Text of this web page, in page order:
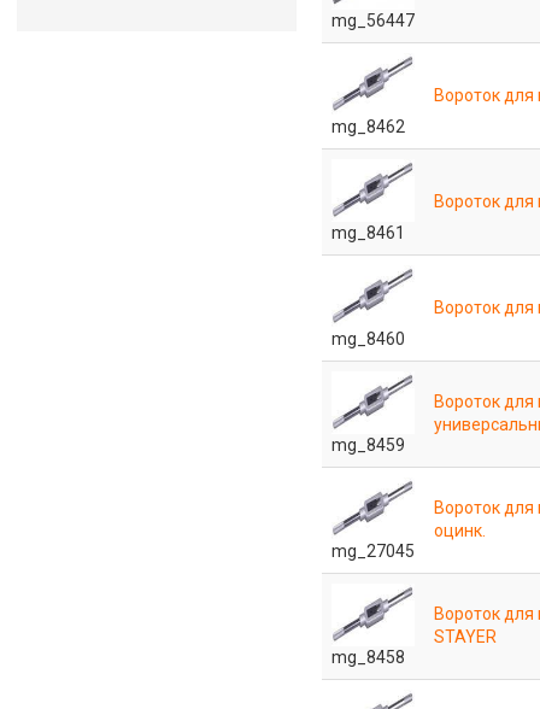
mg_56447
mg_8462
Вороток
mg_8461
Вороток
mg_8460
Вороток
mg_8459
Вороток
mg_27045
Вороток
оцинк.
mg_8458
Вороток
STAYER